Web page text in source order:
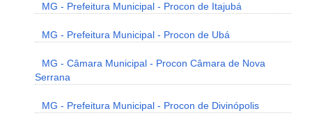
MG - Prefeitura Municipal - Procon de Itajubá
MG - Prefeitura Municipal - Procon de Ubá
MG - Câmara Municipal - Procon Câmara de Nova
Serrana
MG - Prefeitura Municipal - Procon de Divinópolis